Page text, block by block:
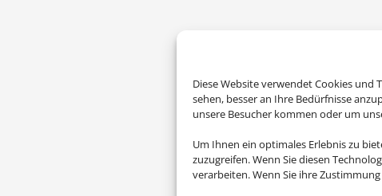
Diese Website verwendet Cookies und
sehen, besser an Ihre Bedürfnisse
unsere Besucher kommen oder um
Um Ihnen ein optimales Erlebnis zu
zuzugreifen. Wenn Sie diesen
verarbeiten. Wenn Sie ihre